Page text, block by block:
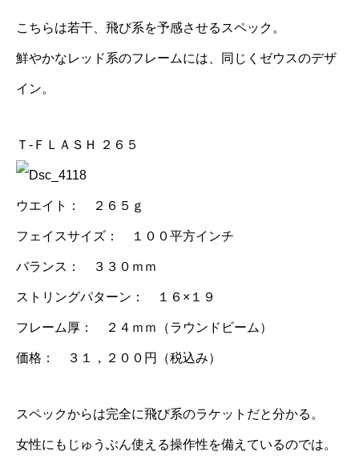
こちらは若干、飛び系を予感させるスペック。
鮮やかなレッド系のフレームには、同じくゼウスのデザ
イン。
Ｔ-ＦＬＡＳＨ ２６５
ウエイト： ２６５ｇ
フェイスサイズ： １００平方インチ
バランス： ３３０ｍｍ
ストリングパターン： １６×１９
フレーム厚： ２４ｍｍ（ラウンドビーム）
価格： ３１，２００円（税込み）
スペックからは完全に飛び系のラケットだと分かる。
女性にもじゅうぶん使える操作性を備えているのでは。